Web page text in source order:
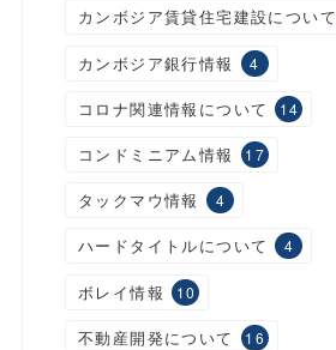
カンボジア賃貸住宅建設について
カンボジア銀行情報 4
コロナ関連情報について 14
コンドミニアム情報 17
タックマウ情報 4
ハードタイトルについて 4
ボレイ情報 10
不動産開発について 16